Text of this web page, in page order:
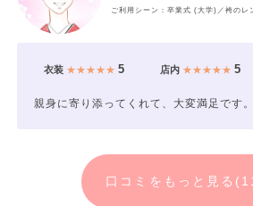
ご利用シーン：卒業式 (大学)／袴のレ
衣装★★★★★ 5 店内★★★★★ 5
親身に寄り添ってくれて、大変満足です。
口コミをもっと見る